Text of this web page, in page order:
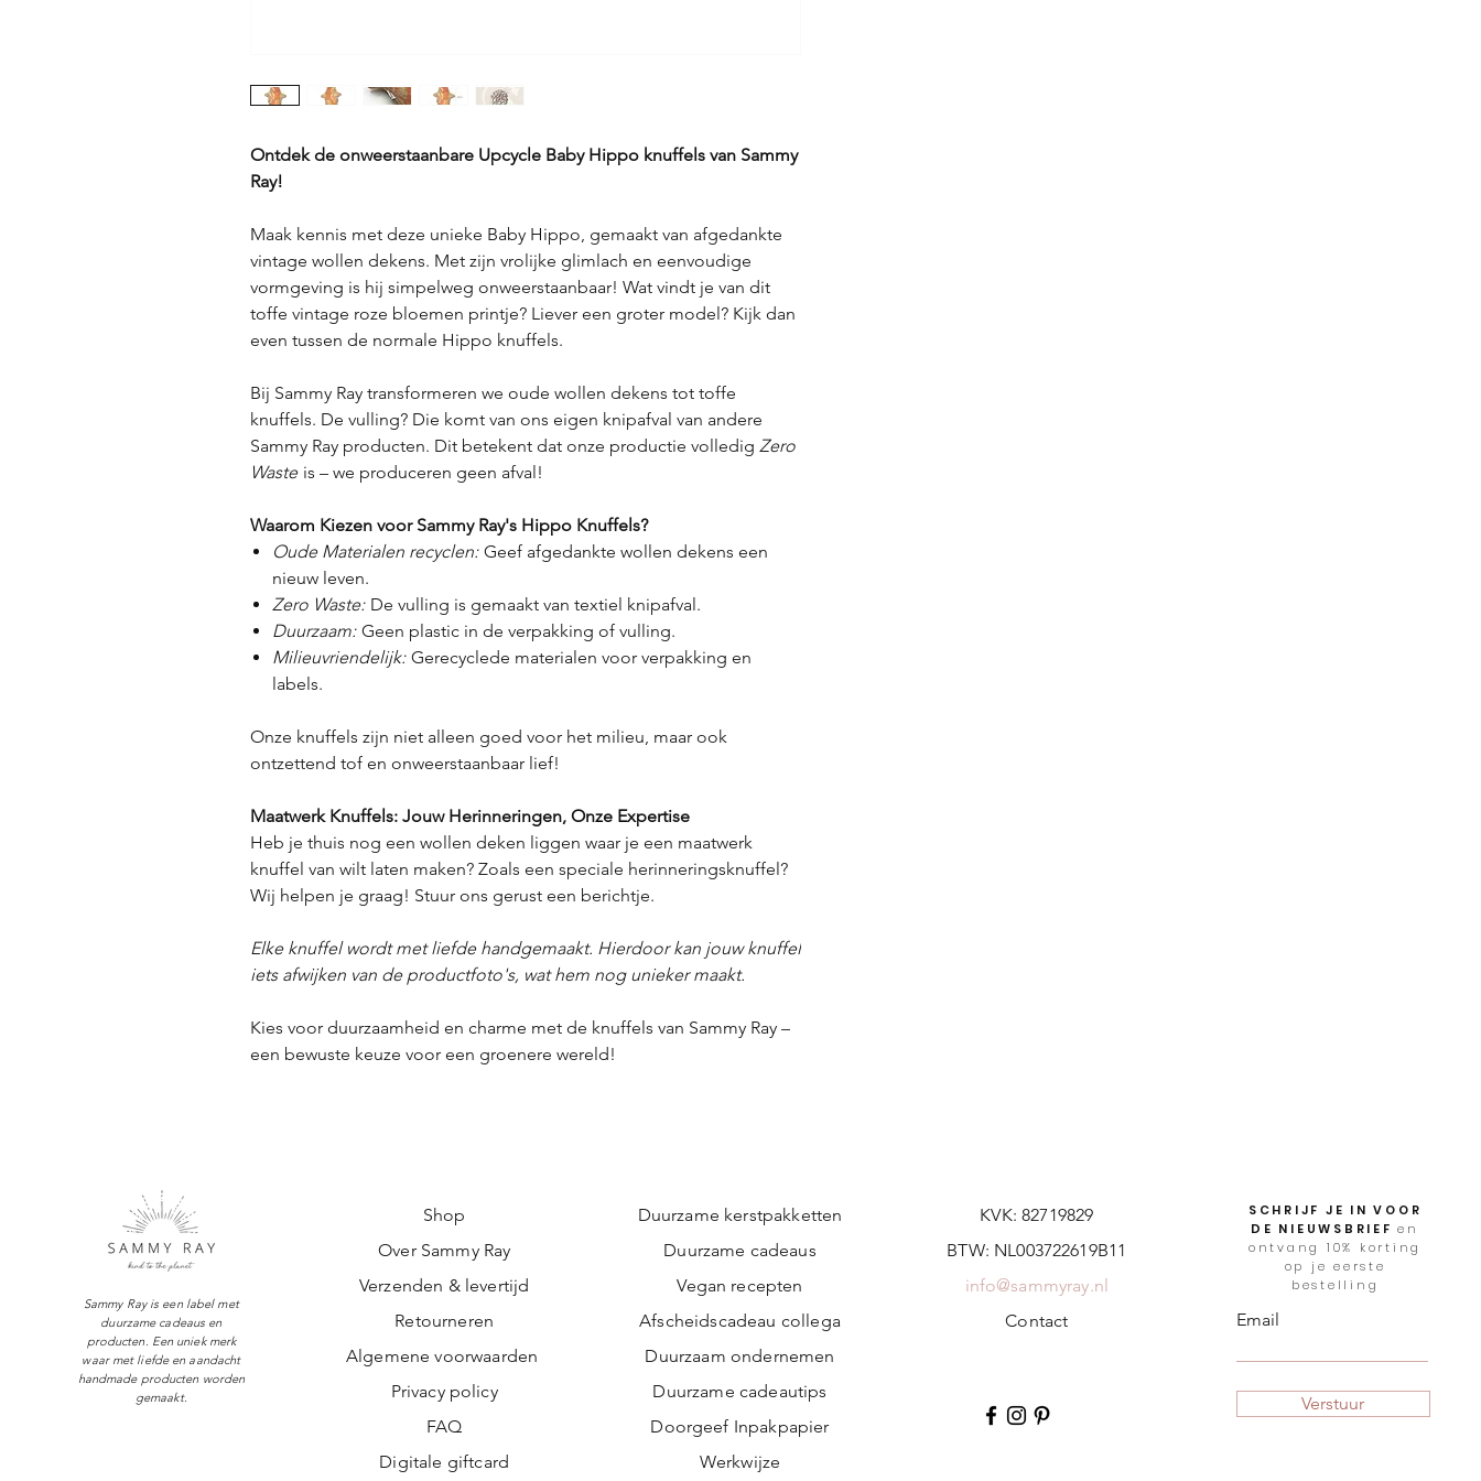
Ontdek de onweerstaanbare Upcycle Baby Hippo knuffels van Sammy
Ray!
Maak kennis met deze unieke Baby Hippo, gemaakt van afgedankte
vintage wollen dekens. Met zijn vrolijke glimlach en eenvoudige
vormgeving is hij simpelweg onweerstaanbaar! Wat vindt je van dit
toffe vintage roze bloemen printje? Liever een groter model? Kijk dan
even tussen de normale Hippo knuffels.
Bij Sammy Ray transformeren we oude wollen dekens tot toffe
knuffels. De vulling? Die komt van ons eigen knipafval van andere
Sammy Ray producten. Dit betekent dat onze productie volledig Zero
Waste is – we produceren geen afval!
Waarom Kiezen voor Sammy Ray's Hippo Knuffels?
Oude Materialen recyclen: Geef afgedankte wollen dekens een
nieuw leven.
Zero Waste: De vulling is gemaakt van textiel knipafval.
Duurzaam: Geen plastic in de verpakking of vulling.
Milieuvriendelijk: Gerecyclede materialen voor verpakking en
labels.
Onze knuffels zijn niet alleen goed voor het milieu, maar ook
ontzettend tof en onweerstaanbaar lief!
Maatwerk Knuffels: Jouw Herinneringen, Onze Expertise
Heb je thuis nog een wollen deken liggen waar je een maatwerk
knuffel van wilt laten maken? Zoals een speciale herinneringsknuffel?
Wij helpen je graag! Stuur ons gerust een berichtje.
Elke knuffel wordt met liefde handgemaakt. Hierdoor kan jouw knuffel
iets afwijken van de productfoto's, wat hem nog unieker maakt.
Kies voor duurzaamheid en charme met de knuffels van Sammy Ray –
een bewuste keuze voor een groenere wereld!
Sammy Ray is een label met
duurzame cadeaus en
producten. Een uniek merk
waar met liefde en aandacht
handmade producten worden
gemaakt.
Shop
Over Sammy Ray
Verzenden & levertijd
Retourneren
Algemene voorwaarden
Privacy policy
FAQ
Digitale giftcard
Duurzame kerstpakketten
Duurzame cadeaus
Vegan recepten
Afscheidscadeau collega
Duurzaam ondernemen
Duurzame cadeautips
Doorgeef Inpakpapier
Werkwijze
KVK: 82719829
BTW: NL003722619B11
info@sammyray.nl
Contact
SCHRIJF JE IN VOOR
DE NIEUWSBRIEFen
ontvang 10% korting
op je eerste
bestelling
Email
Verstuur